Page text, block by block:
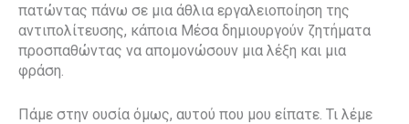
πατώντας πάνω σε μια άθλια εργαλειοποίηση της
αντιπολίτευσης, κάποια Μέσα δημιουργούν ζητήματα
προσπαθώντας να απομονώσουν μια λέξη και μια
φράση.
Πάμε στην ουσία όμως, αυτού που μου είπατε. Τι λέμε